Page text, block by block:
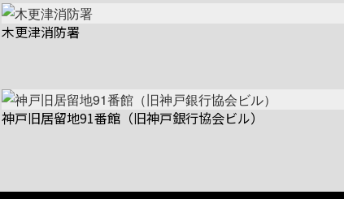
木更津消防署
神戸旧居留地91番館（旧神戸銀行協会ビル）